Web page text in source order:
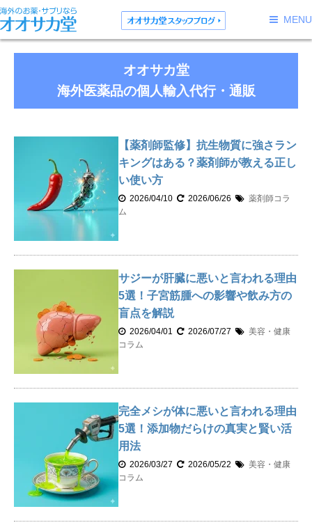
MENU
オオサカ堂
海外医薬品の個人輸入代行・通販
【薬剤師監修】抗生物質に強さラン
キングはある？薬剤師が教える正し
い使い方
2026/04/10 2026/06/26
薬剤師コラ
ム
サジーが肝臓に悪いと言われる理由
5選！子宮筋腫への影響や飲み方の
盲点を解説
2026/04/01 2026/07/27
美容・健康
コラム
完全メシが体に悪いと言われる理由
5選！添加物だらけの真実と賢い活
用法
2026/03/27 2026/05/22
美容・健康
コラム